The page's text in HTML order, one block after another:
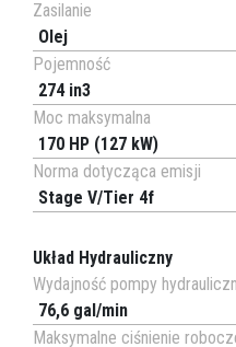
Zasilanie
Olej
Pojemność
274 in3
Moc maksymalna
170 HP (127 kW)
Norma dotycząca emisji
Stage V/Tier 4f
Układ Hydrauliczny
Wydajność pompy
76,6 gal/min
Maksymalne ciśnienie